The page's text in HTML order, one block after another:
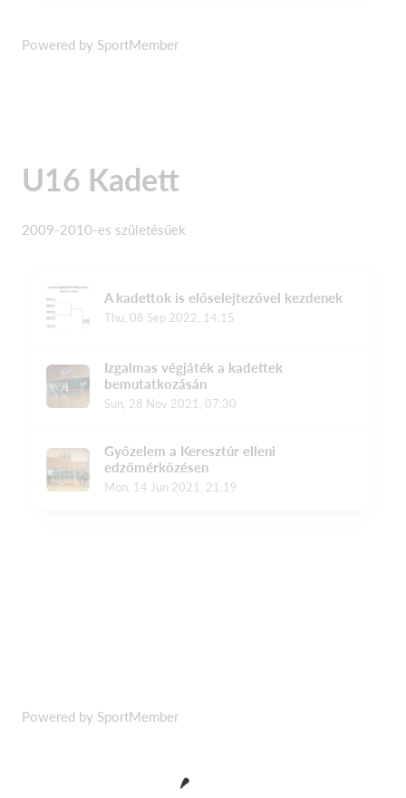
Powered by SportMember
U16 Kadett
2009-2010-es születésűek
Powered by SportMember